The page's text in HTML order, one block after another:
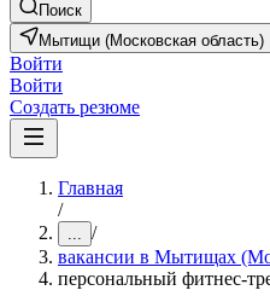
Поиск
Мытищи (Московская область)
Войти
Войти
Создать резюме
Главная
/
... /
вакансии в Мытищах
персональный фитнес-